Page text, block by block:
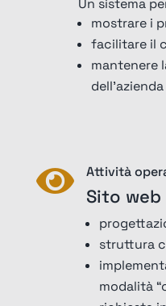
Un sistema
mostrare i
facilitare il
mantenere
dell’azienda
 Attività
Sito web
struttura
modalità